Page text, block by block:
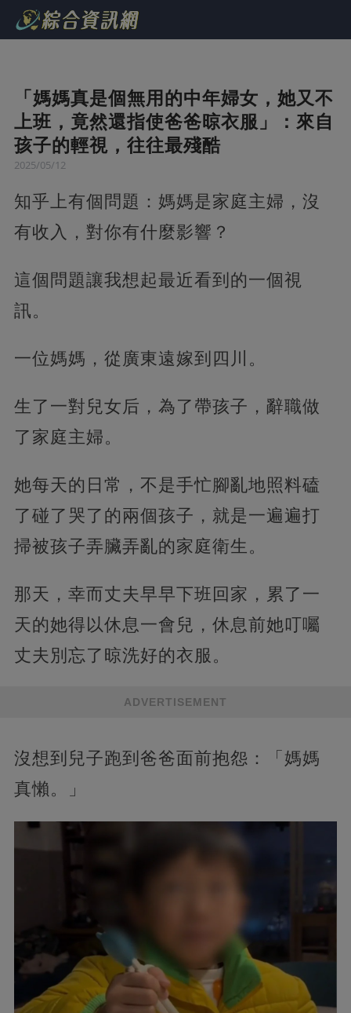
「媽媽真是個無用的中年婦女，她又不
上班，竟然還指使爸爸晾衣服」：來自
孩子的輕視，往往最殘酷
2025/05/12
知乎上有個問題：媽媽是家庭主婦，沒
有收入，對你有什麼影響？
這個問題讓我想起最近看到的一個視
訊。
一位媽媽，從廣東遠嫁到四川。
生了一對兒女后，為了帶孩子，辭職做
了家庭主婦。
她每天的日常，不是手忙腳亂地照料磕
了碰了哭了的兩個孩子，就是一遍遍打
掃被孩子弄臟弄亂的家庭衛生。
那天，幸而丈夫早早下班回家，累了一
天的她得以休息一會兒，休息前她叮囑
丈夫別忘了晾洗好的衣服。
ADVERTISEMENT
沒想到兒子跑到爸爸面前抱怨：「媽媽
真懶。」